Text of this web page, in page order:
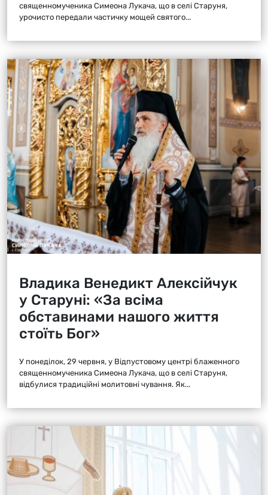
священномученика Симеона Лукача, що в селі Старуня,
урочисто передали частичку мощей святого...
Владика Венедикт Алексійчук
у Старуні: «За всіма
обставинами нашого життя
стоїть Бог»
У понеділок, 29 червня, у Відпустовому центрі блаженного
священномученика Симеона Лукача, що в селі Старуня,
відбулися традиційні молитовні чування. Як...